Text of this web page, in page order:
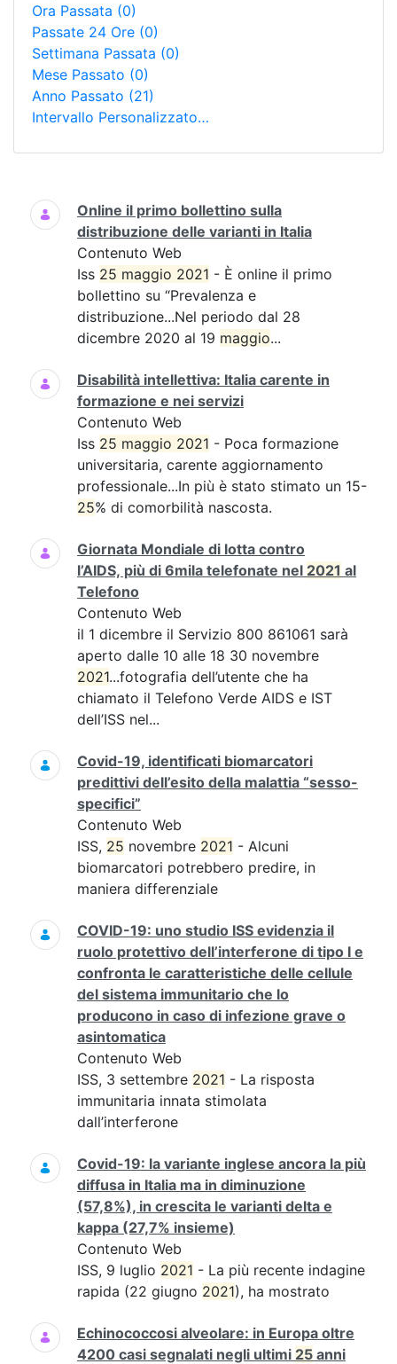
Ora Passata (0)
Passate 24 Ore (0)
Settimana Passata (0)
Mese Passato (0)
Anno Passato (21)
Intervallo Personalizzato…
Ricerca
Online il primo bollettino sulla
distribuzione delle varianti in Italia
Contenuto Web
Iss 25 maggio 2021 - È online il primo
bollettino su “Prevalenza e
distribuzione...Nel periodo dal 28
dicembre 2020 al 19 maggio...
Disabilità intellettiva: Italia carente in
formazione e nei servizi
Contenuto Web
Iss 25 maggio 2021 - Poca formazione
universitaria, carente aggiornamento
professionale...In più è stato stimato un 15-
25% di comorbilità nascosta.
Giornata Mondiale di lotta contro
l’AIDS, più di 6mila telefonate nel 2021 al
Telefono
Contenuto Web
il 1 dicembre il Servizio 800 861061 sarà
aperto dalle 10 alle 18 30 novembre
2021...fotografia dell’utente che ha
chiamato il Telefono Verde AIDS e IST
dell’ISS nel...
Covid-19, identificati biomarcatori
predittivi dell’esito della malattia “sesso-
specifici”
Contenuto Web
ISS, 25 novembre 2021 - Alcuni
biomarcatori potrebbero predire, in
maniera differenziale
COVID-19: uno studio ISS evidenzia il
ruolo protettivo dell’interferone di tipo I e
confronta le caratteristiche delle cellule
del sistema immunitario che lo
producono in caso di infezione grave o
asintomatica
Contenuto Web
ISS, 3 settembre 2021 - La risposta
immunitaria innata stimolata
dall’interferone
Covid-19: la variante inglese ancora la più
diffusa in Italia ma in diminuzione
(57,8%), in crescita le varianti delta e
kappa (27,7% insieme)
Contenuto Web
ISS, 9 luglio 2021 - La più recente indagine
rapida (22 giugno 2021), ha mostrato
Echinococcosi alveolare: in Europa oltre
4200 casi segnalati negli ultimi 25 anni